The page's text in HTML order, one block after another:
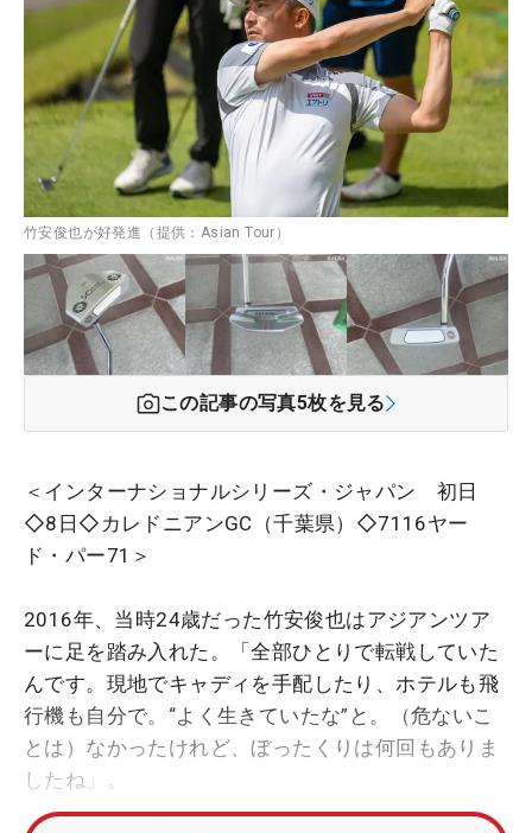
竹安俊也が好発進（提供：Asian Tour）
この記事の写真5枚を見る
＜インターナショナルシリーズ・ジャパン 初日
◇8日◇カレドニアンGC（千葉県）◇7116ヤー
ド・パー71＞
2016年、当時24歳だった竹安俊也はアジアンツア
ーに足を踏み入れた。「全部ひとりで転戦していた
んです。現地でキャディを手配したり、ホテルも飛
行機も自分で。“よく生きていたな”と。（危ないこ
とは）なかったけれど、ぼったくりは何回もありま
したね」。